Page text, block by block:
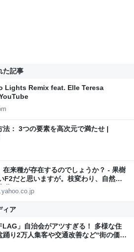
た記事
Lights Remix feat. Elle Teresa
： 3つの要素を高次元で満たせ |
在来種が存在するのでしょうか？ - 果樹
F2だと思いますが。枝変わり、自然交
袋
ィア
」自治会がアツすぎる！ 多様な住
踊り2万人集客や交通改善など“街の価値